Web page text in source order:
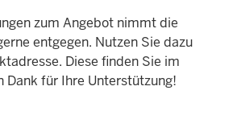
zum Angebot nimmt die
entgegen. Nutzen Sie dazu
Diese finden Sie im
Dank für Ihre Unterstützung!